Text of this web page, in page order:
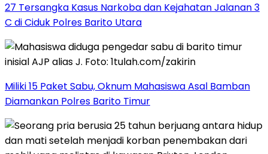
27 Tersangka Kasus Narkoba dan Kejahatan Jalanan 3
C di Ciduk Polres Barito Utara
Miliki 15 Paket Sabu, Oknum Mahasiswa Asal Bamban
Diamankan Polres Barito Timur